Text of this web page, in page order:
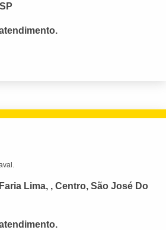
Lima, , Centro, São José Do